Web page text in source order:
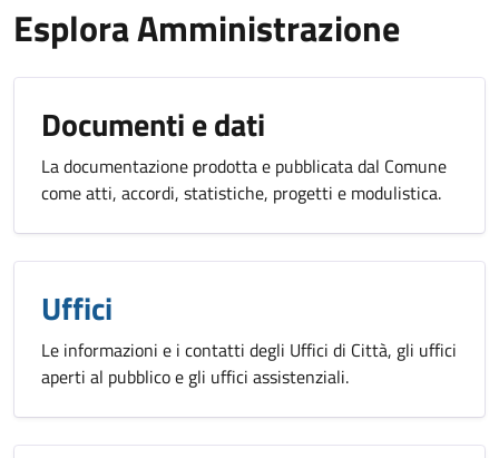
Esplora Amministrazione
Documenti e dati
La documentazione prodotta e pubblicata dal Comune
come atti, accordi, statistiche, progetti e modulistica.
Uffici
Le informazioni e i contatti degli Uffici di Città, gli uffici
aperti al pubblico e gli uffici assistenziali.